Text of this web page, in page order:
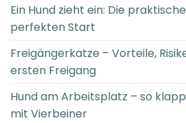
Ein Hund zieht ein: Die
perfekten Start
Freigängerkatze – Vorteile,
ersten Freigang
Hund am Arbeitsplatz – so
mit Vierbeiner